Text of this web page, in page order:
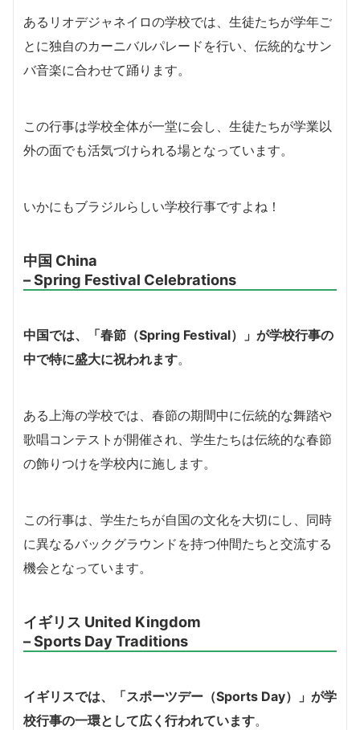
あるリオデジャネイロの学校では、生徒たちが学年ご
とに独自のカーニバルパレードを行い、伝統的なサン
バ音楽に合わせて踊ります。
この行事は学校全体が一堂に会し、生徒たちが学業以
外の面でも活気づけられる場となっています。
いかにもブラジルらしい学校行事ですよね！
中国 China
– Spring Festival Celebrations
中国では、「春節（Spring Festival）」が学校行事の
中で特に盛大に祝われます。
ある上海の学校では、春節の期間中に伝統的な舞踏や
歌唱コンテストが開催され、学生たちは伝統的な春節
の飾りつけを学校内に施します。
この行事は、学生たちが自国の文化を大切にし、同時
に異なるバックグラウンドを持つ仲間たちと交流する
機会となっています。
イギリス United Kingdom
– Sports Day Traditions
イギリスでは、「スポーツデー（Sports Day）」が学
校行事の一環として広く行われています。